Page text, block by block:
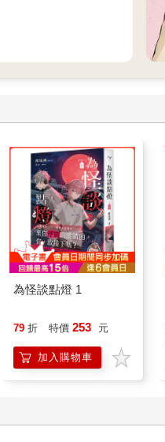
為怪談點燈 1
79 折 特價 253 元
加入購物車